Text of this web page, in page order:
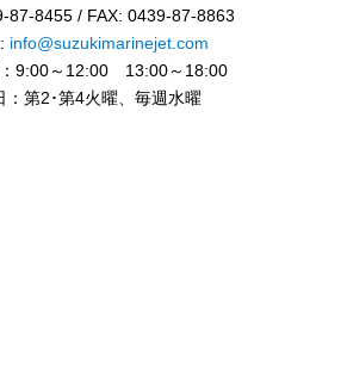
87-8455 / FAX: 0439-87-8863
info@suzukimarinejet.com
9:00～12:00 13:00～18:00
：第2･第4火曜、毎週水曜